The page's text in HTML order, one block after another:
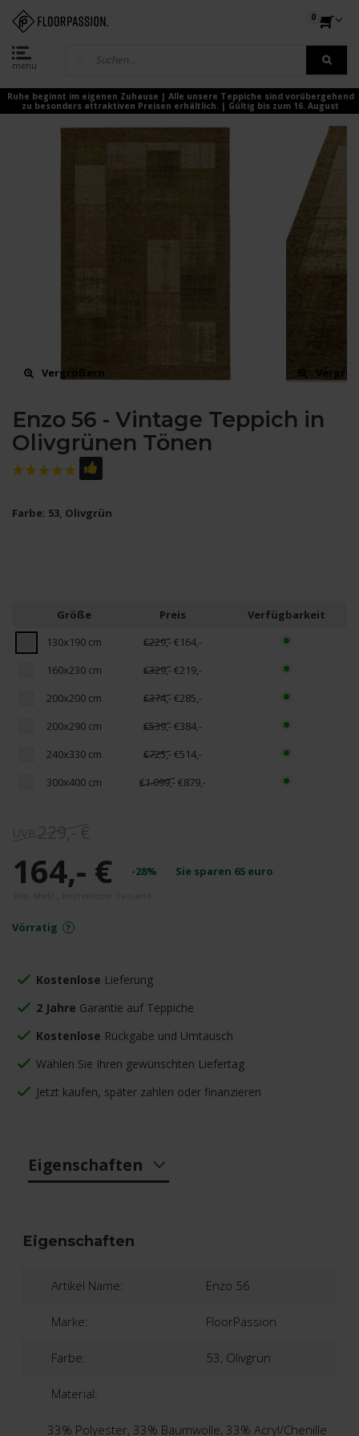
menu
0
Ruhe beginnt im eigenen Zuhause | Alle unsere Teppiche sind vorübergehend
zu besonders attraktiven Preisen erhältlich. | Gültig bis zum 16. August
Vergrößern
Enzo 56 - Vintage Teppich in
Olivgrünen Tönen
Farbe: 53, Olivgrün
Größe Preis
Verfügbarkeit
130x190 cm
€229,-€164,-
160x230 cm
€329,-€219,-
200x200 cm
€374,-€285,-
200x290 cm
€539,-€384,-
240x330 cm
€725,-€514,-
300x400 cm
€1.099,-€879,-
229,- €
164,- € -28% Sie sparen 65 euro
Vörratig
Kostenlose Lieferung
2 Jahre Garantie auf Teppiche
Kostenlose Rückgabe und Umtausch
Wählen Sie Ihren gewünschten Liefertag
Jetzt kaufen, später zahlen oder finanzieren
Eigenschaften
Eigenschaften
Artikel Name: Enzo 56
Marke: FloorPassion
Farbe: 53, Olivgrün
Material:
33% Polyester, 33% Baumwolle, 33% Acryl/Chenille